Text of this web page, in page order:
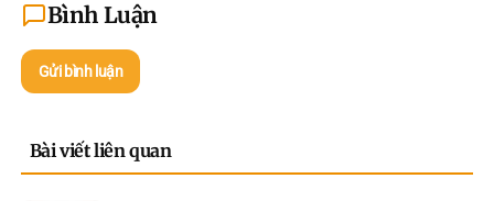
Bình Luận
Gửi bình luận
Bài viết liên quan